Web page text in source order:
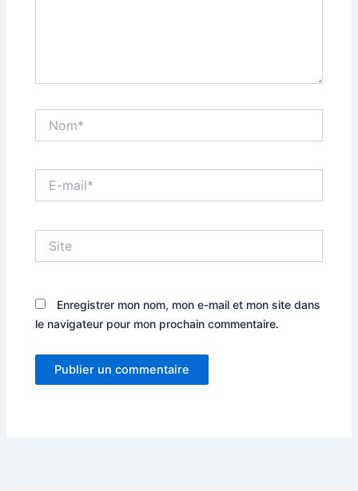
mail*
Enregistrer mon nom, mon e-mail et mon site dans
le navigateur pour mon prochain commentaire.